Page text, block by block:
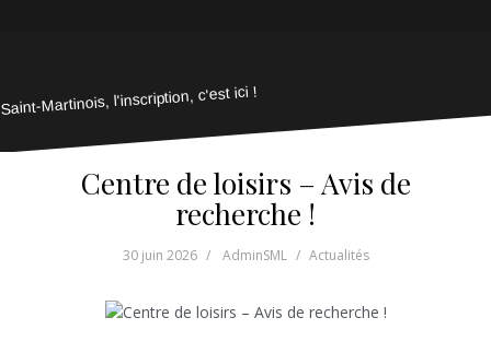
Saint-Martinois, l'inscription, c'est ici !
Centre de loisirs – Avis de
recherche !
30 juin 2026 AdminSML Actualités